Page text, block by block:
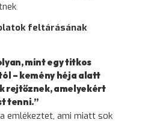
feltárásának
mint egy titkos
– kemény héja alatt
rejtőznek, amelyekért
tenni.”
emlékeztet, ami miatt sok